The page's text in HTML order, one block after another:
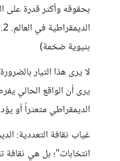
بحقوقه وأكثر قدرة على
بنيوية ضخمة)
​لا يرى هذا التيار
يرى أن الواقع الحالي
الديمقراطي متعثراً أو
​غياب ثقافة التعددية:
انتخابات"؛ بل هي ثقافة